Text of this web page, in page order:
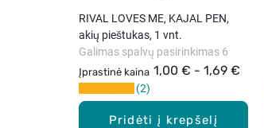
Pridėti į krepšelį
RIVAL LOVES ME, KAJAL PEN,
akių pieštukas, 1 vnt.
Įprastinė kaina 1,00 € - 1,69 €
Galimas spalvų pasirinkimas 6
2